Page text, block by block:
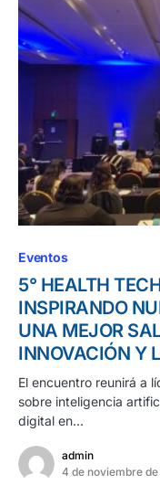
Eventos
5° HEALTH
INSPIRANDO
UNA MEJOR
INNOVACIÓN Y
El encuentro reunirá a
sobre inteligencia
digital en…
admin
4 de noviembre